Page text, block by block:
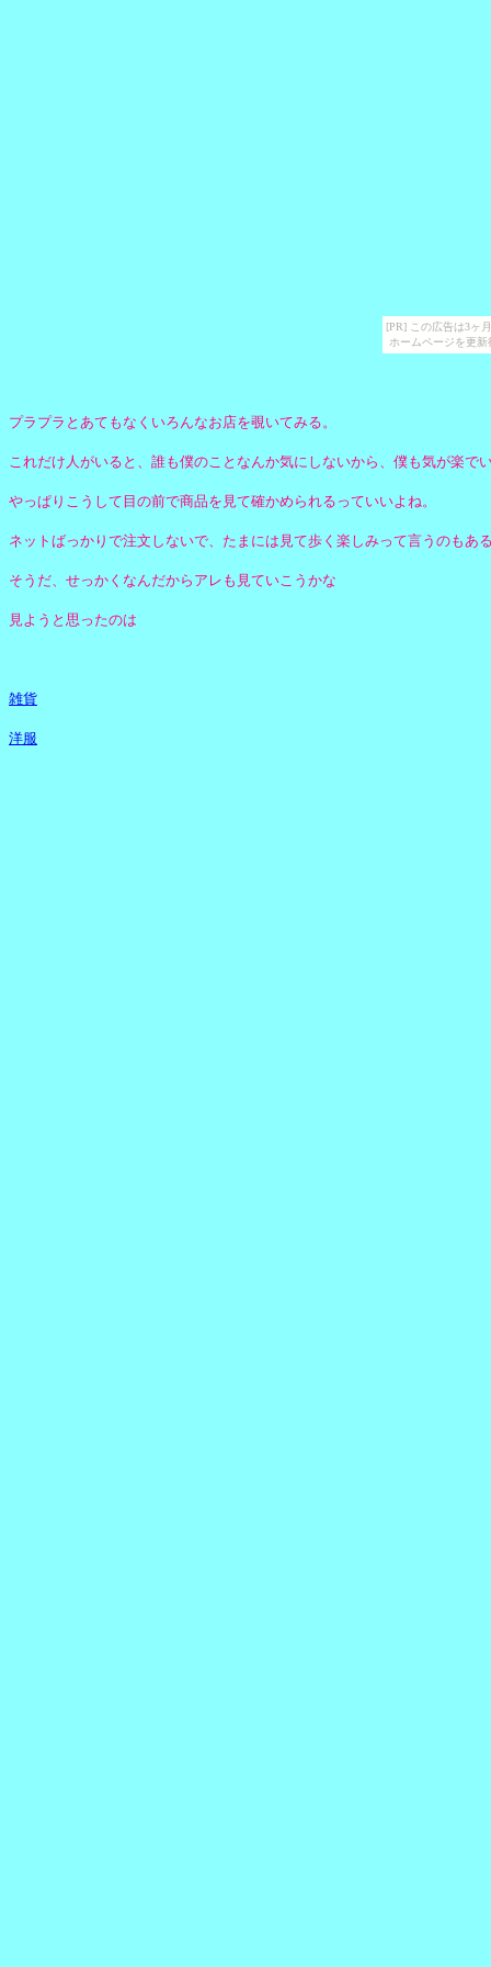
[PR] この広告は3ヶ
ホームページを更
プラプラとあてもなくいろんなお店を覗いてみる。
これだけ人がいると、誰も僕のことなんか気にしないから、僕も気が楽で
やっぱりこうして目の前で商品を見て確かめられるっていいよね。
ネットばっかりで注文しないで、たまには見て歩く楽しみって言うのもあ
そうだ、せっかくなんだからアレも見ていこうかな
見ようと思ったのは
雑貨
洋服